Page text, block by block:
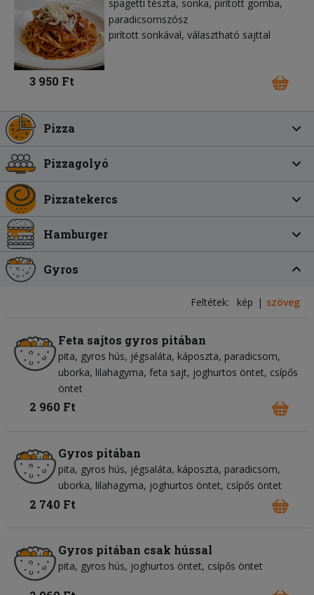
spagetti tészta sonka pirított gomba
paradicsomszósz
pirított sonkával, választható sajttal
3 950 Ft
Pizza
Pizzagolyó
Pizzatekercs
Hamburger
Gyros
Feltétek: kép szöveg
Feta sajtos gyros pitában
pita gyros hús jégsaláta káposzta paradicsom
uborka lilahagyma feta sajt joghurtos öntet csípős
öntet
2 960 Ft
Gyros pitában
pita gyros hús jégsaláta káposzta paradicsom
uborka lilahagyma joghurtos öntet csípős öntet
2 740 Ft
Gyros pitában csak hússal
pita gyros hús joghurtos öntet csípős öntet